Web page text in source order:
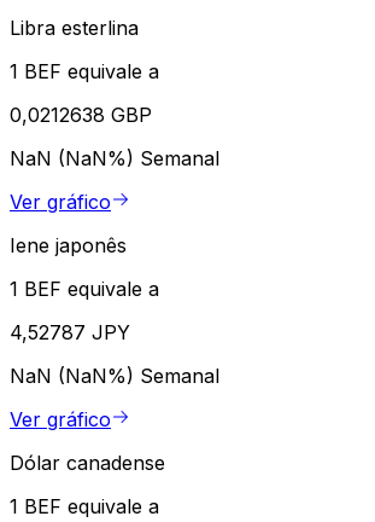
Libra esterlina
1 BEF equivale a
0,0212638 GBP
NaN (NaN%) Semanal
Ver gráfico
Iene japonês
1 BEF equivale a
4,52787 JPY
NaN (NaN%) Semanal
Ver gráfico
Dólar canadense
1 BEF equivale a